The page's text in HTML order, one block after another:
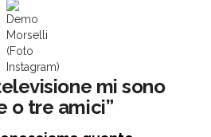
Demo
Morselli
(Foto
Instagram)
mi sono
o tre amici”